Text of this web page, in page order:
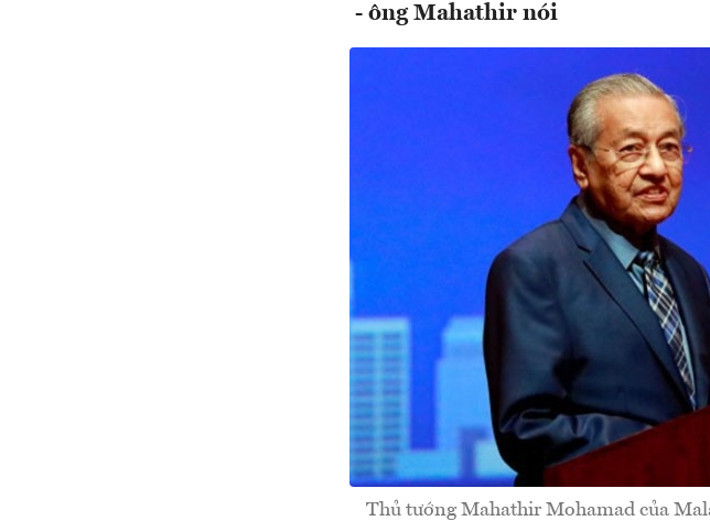
- ông Mahathir nói
Thủ tướng Mahathir Mohamad của